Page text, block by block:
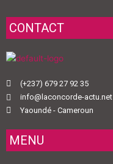
CONTACT
(+237) 679 27 92 35
info@laconcorde-actu.net
Yaoundé - Cameroun
MENU